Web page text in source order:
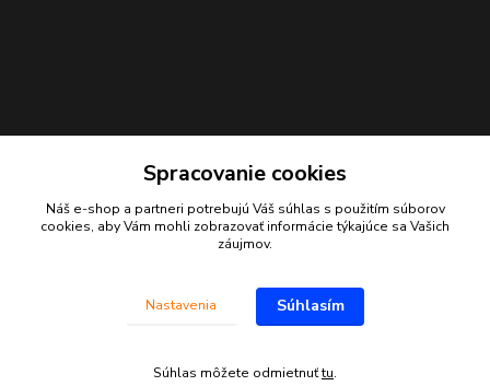
Kontakty
+421 903 691 375
(Po-Pia, 7-16 hod.)
Spracovanie cookies
Náš e-shop a partneri potrebujú Váš súhlas s použitím súborov
cookies, aby Vám mohli zobrazovať informácie týkajúce sa Vašich
záujmov.
Nastavenia Súhlasím
Súhlas môžete odmietnuťtu.